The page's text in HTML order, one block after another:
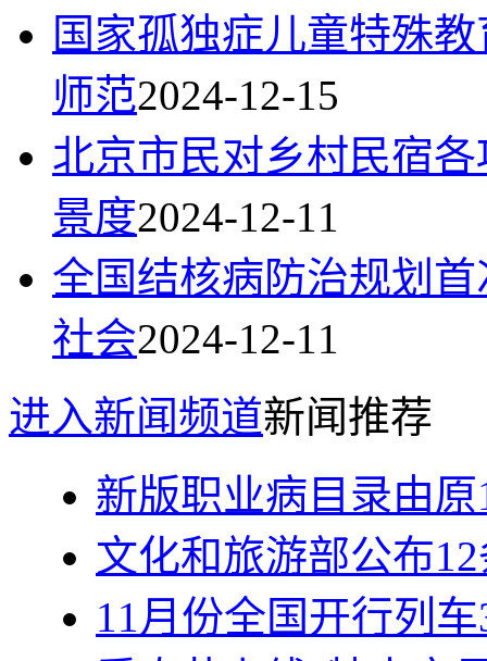
国家孤独症儿童特殊
师范2024-12-15
北京市民对乡村民宿
景度2024-12-11
全国结核病防治规划
社会2024-12-11
进入新闻频道新闻推荐
新版职业病目录由
文化和旅游部公布
11月份全国开行列